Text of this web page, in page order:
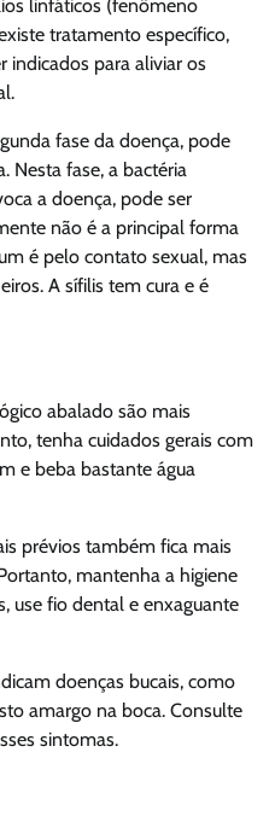
linfáticos (fenômeno
tratamento específico,
indicados para aliviar os
fase da doença, pode
Nesta fase, a bactéria
a doença, pode ser
não é a principal forma
é pelo contato sexual, mas
A sífilis tem cura e é
abalado são mais
tenha cuidados gerais com
e beba bastante água
prévios também fica mais
mantenha a higiene
use fio dental e enxaguante
doenças bucais, como
amargo na boca. Consulte
sintomas.